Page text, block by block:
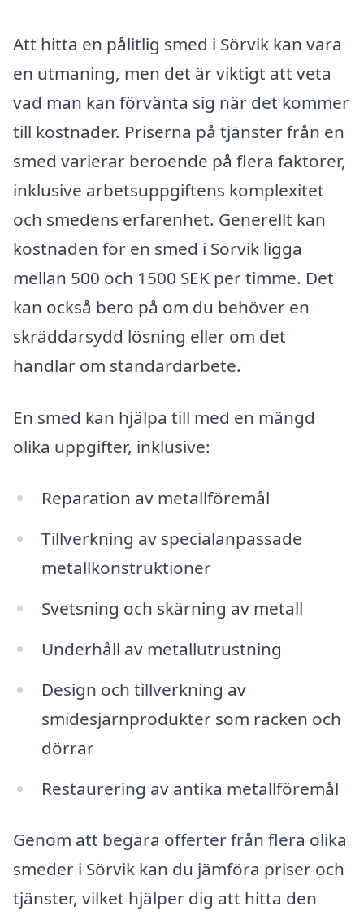
Att hitta en pålitlig smed i Sörvik kan vara
en utmaning, men det är viktigt att veta
vad man kan förvänta sig när det kommer
till kostnader. Priserna på tjänster från en
smed varierar beroende på flera faktorer,
inklusive arbetsuppgiftens komplexitet
och smedens erfarenhet. Generellt kan
kostnaden för en smed i Sörvik ligga
mellan 500 och 1500 SEK per timme. Det
kan också bero på om du behöver en
skräddarsydd lösning eller om det
handlar om standardarbete.
En smed kan hjälpa till med en mängd
olika uppgifter, inklusive:
Reparation av metallföremål
Tillverkning av specialanpassade
metallkonstruktioner
Svetsning och skärning av metall
Underhåll av metallutrustning
Design och tillverkning av
smidesjärnprodukter som räcken och
dörrar
Restaurering av antika metallföremål
Genom att begära offerter från flera olika
smeder i Sörvik kan du jämföra priser och
tjänster, vilket hjälper dig att hitta den